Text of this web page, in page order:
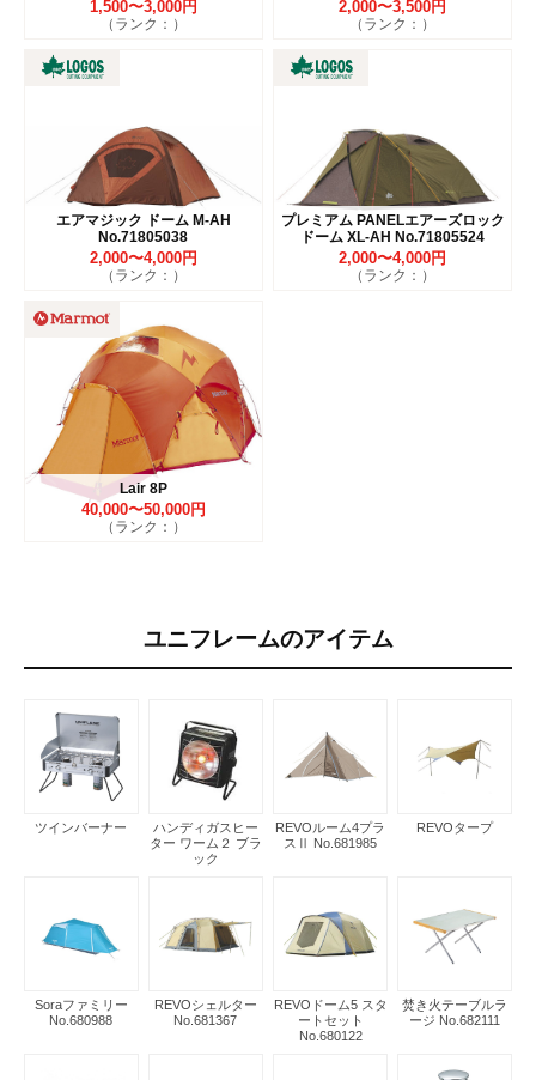
1,500〜3,000円
（ランク：）
2,000〜3,500円
（ランク：）
エアマジック ドーム M-AH
No.71805038
2,000〜4,000円
（ランク：）
プレミアム PANELエアーズロック
ドーム XL-AH No.71805524
2,000〜4,000円
（ランク：）
Lair 8P
40,000〜50,000円
（ランク：）
ユニフレームのアイテム
ツインバーナー
ハンディガスヒー
ター ワーム２ ブラ
ック
REVOルーム4プラ
スⅡ No.681985
REVOタープ
Soraファミリー
No.680988
REVOシェルター
No.681367
REVOドーム5 スタ
ートセット
No.680122
焚き火テーブルラ
ージ No.682111